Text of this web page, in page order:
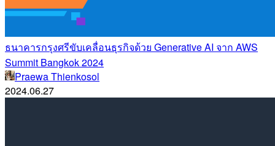
ธนาคารกรุงศรีขับเคลื่อนธุรกิจด้วย Generative AI จาก AWS
Summit Bangkok 2024
Praewa Thienkosol
2024.06.27